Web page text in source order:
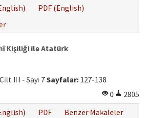
PDF (English)
Kişiliği ile Atatürk
III - Sayı 7Sayfalar: 127-138
0
2805
PDF Benzer Makaleler